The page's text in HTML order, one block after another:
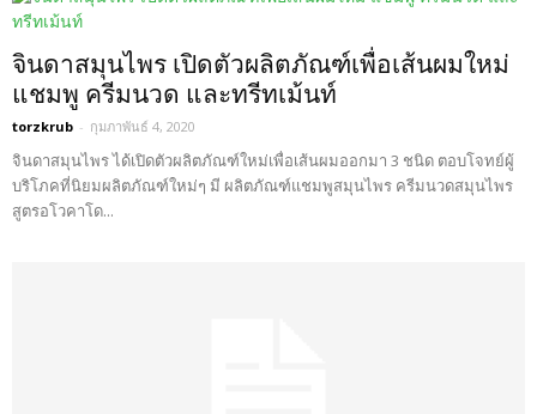
จินดาสมุนไพร เปิดตัวผลิตภัณฑ์เพื่อเส้นผมใหม่
แชมพู ครีมนวด และทรีทเม้นท์
torzkrub - กุมภาพันธ์ 4, 2020
จินดาสมุนไพร ได้เปิดตัวผลิตภัณฑ์ใหม่เพื่อเส้นผมออกมา 3 ชนิด ตอบโจทย์ผู้
บริโภคที่นิยมผลิตภัณฑ์ใหม่ๆ มี ผลิตภัณฑ์แชมพูสมุนไพร ครีมนวดสมุนไพร
สูตรอโวคาโด...